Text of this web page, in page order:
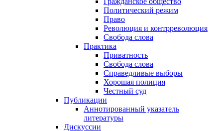
Политический режим
Право
Революция и контрреволюция
Свобода слова
Практика
Приватность
Свобода слова
Справедливые выборы
Хорошая полиция
Честный суд
Публикации
Аннотированный указатель
литературы
Дискуссии